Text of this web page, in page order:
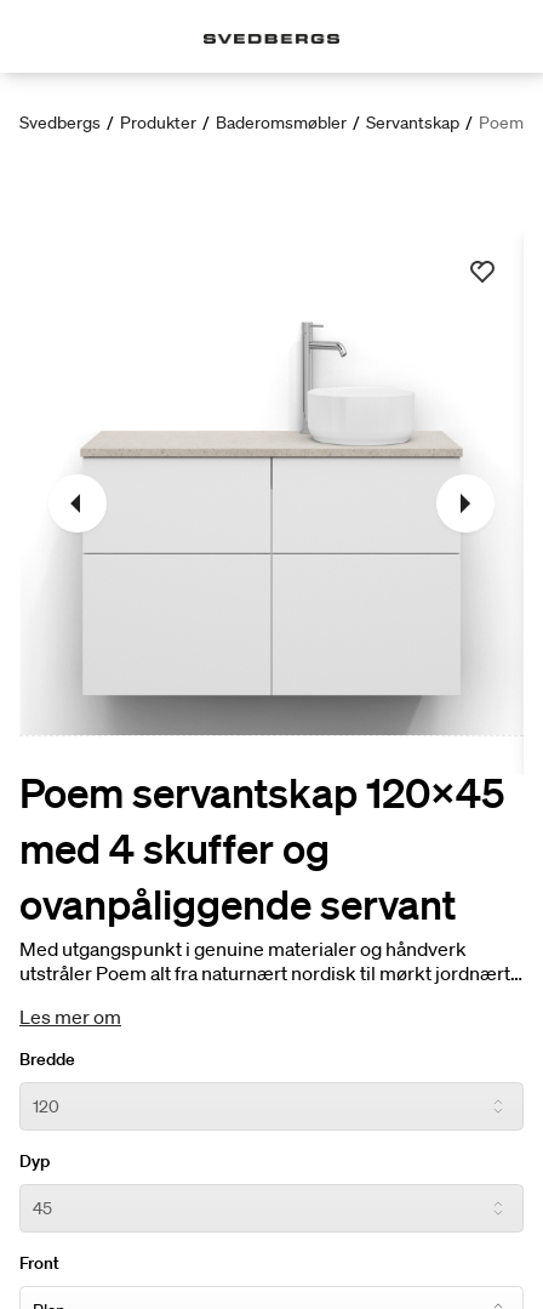
Svedbergs / Produkter / Baderomsmøbler / Servantskap / Poem
Poem servantskap 120x45
med 4 skuffer og
ovanpåliggende servant
Med utgangspunkt i genuine materialer og håndverk
utstråler Poem alt fra naturnært nordisk til mørkt jordnært.
farger og fire fronter. Benkeplate og servant er inkludert i
Les mer om
Bredde
Dyp
Front